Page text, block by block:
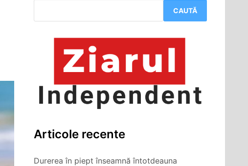
CAUTĂ
Articole recente
Durerea în piept înseamnă întotdeauna